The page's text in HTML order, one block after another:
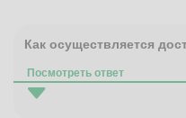
Как осуществляется
Посмотреть ответ